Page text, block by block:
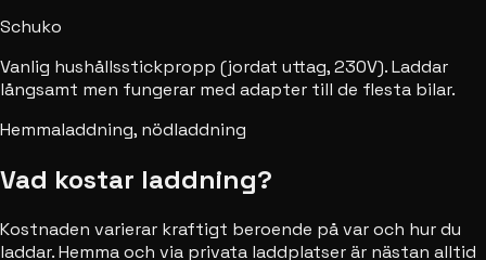
Schuko
Vanlig hushållsstickpropp (jordat uttag, 230V). Laddar
långsamt men fungerar med adapter till de flesta bilar.
Hemmaladdning, nödladdning
Vad kostar laddning?
Kostnaden varierar kraftigt beroende på var och hur du
laddar. Hemma och via privata laddplatser är nästan alltid